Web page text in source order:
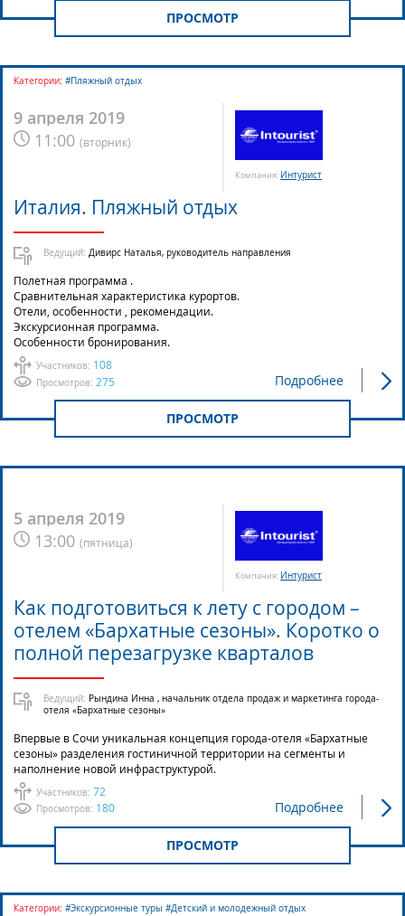
ПРОСМОТР
9 апреля 2019
11:00 (вторник)
Компания: Интурист
Участников: 108
Просмотров: 275
Категории: #Пляжный отдых
Италия. Пляжный отдых
Ведущий: Дивирс Наталья, руководитель направления
Полетная программа .
Сравнительная характеристика курортов.
Отели, особенности , рекомендации.
Экскурсионная программа.
Особенности бронирования.
Подробнее
ПРОСМОТР
5 апреля 2019
13:00 (пятница)
Компания: Интурист
Участников: 72
Просмотров: 180
Как подготовиться к лету с городом –
отелем «Бархатные сезоны». Коротко о
полной перезагрузке кварталов
Ведущий: Рындина Инна , начальник отдела продаж и маркетинга города-
отеля «Бархатные сезоны»
Впервые в Сочи уникальная концепция города-отеля «Бархатные
сезоны» разделения гостиничной территории на сегменты и
наполнение новой инфраструктурой.
Подробнее
ПРОСМОТР
Категории: #Экскурсионные туры #Детский и молодежный отдых